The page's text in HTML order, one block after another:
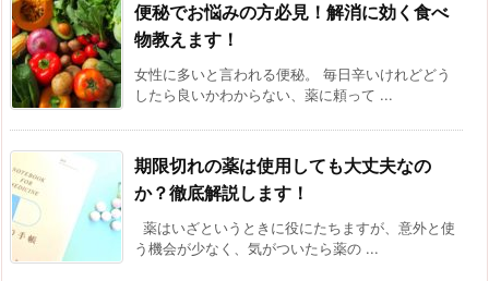
便秘でお悩みの方必見！解消に効く食べ
物教えます！
女性に多いと言われる便秘。 毎日辛いけれどどう
したら良いかわからない、薬に頼って ...
期限切れの薬は使用しても大丈夫なの
か？徹底解説します！
薬はいざというときに役にたちますが、意外と使
う機会が少なく、気がついたら薬の ...